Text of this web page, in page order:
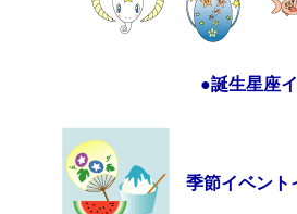
●誕生星座
季節イベント